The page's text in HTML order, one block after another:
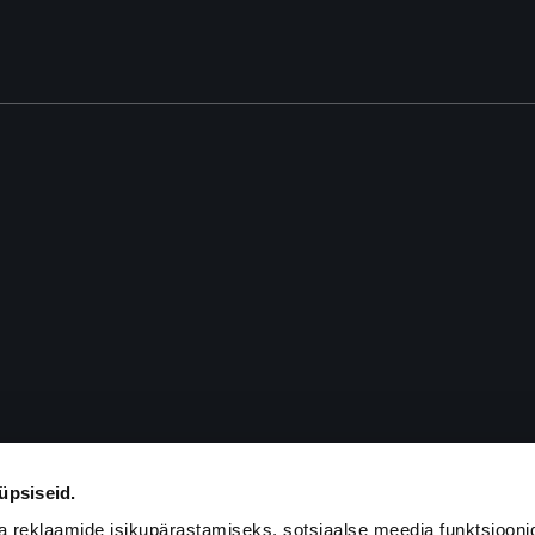
reklaamide isikupärastamiseks, sotsiaalse meedia